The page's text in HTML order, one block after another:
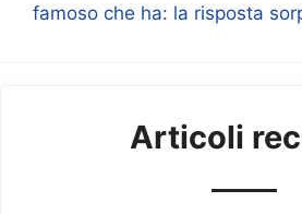
famoso che ha: la risposta
Articoli